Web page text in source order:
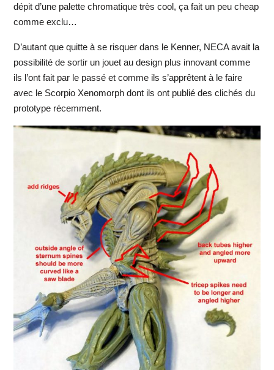
dépit d’une palette chromatique très cool, ça fait un peu cheap
comme exclu…
D’autant que quitte à se risquer dans le Kenner, NECA avait la
possibilité de sortir un jouet au design plus innovant comme
ils l’ont fait par le passé et comme ils s’apprêtent à le faire
avec le Scorpio Xenomorph dont ils ont publié des clichés du
prototype récemment.